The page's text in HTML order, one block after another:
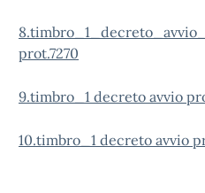
prot.7270
9.timbro_1 decreto avvio
10.timbro_1 decreto avvio